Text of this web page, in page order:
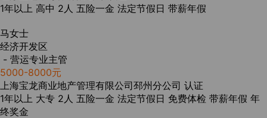
1年以上 高中 2人 五险一金 法定节假日 带薪年假
马女士
经济开发区
- 营运专业主管
5000-8000元
上海宝龙商业地产管理有限公司邳州分公司 认证
1年以上 大专 2人 五险一金 法定节假日 免费体检 带薪年假 年
终奖金